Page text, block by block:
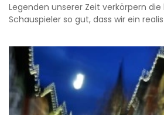
Legenden unserer Zeit verkörpern
Schauspieler so gut, dass wir ein